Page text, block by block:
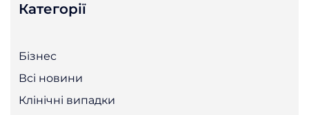
Категорії
Бізнес
Всі новини
Клінічні випадки